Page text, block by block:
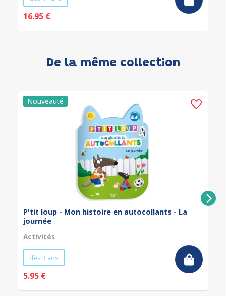
16.95 €
De la même collection
P'tit loup - Mon histoire en autocollants - La
journée
Activités
dès 3 ans
5.95 €